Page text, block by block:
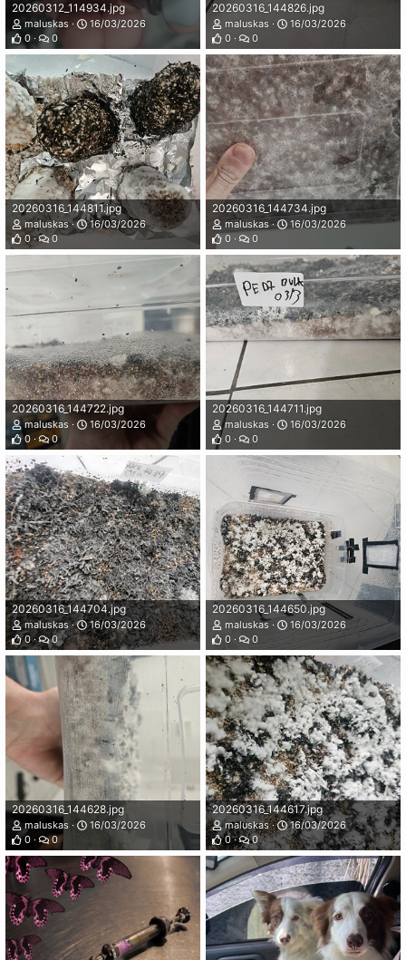
20260312_114934.jpg
maluskas
16/03/2026
0
0
20260316_144826.jpg
maluskas
16/03/2026
0
0
20260316_144811.jpg
maluskas
16/03/2026
0
0
20260316_144734.jpg
maluskas
16/03/2026
0
0
20260316_144722.jpg
maluskas
16/03/2026
0
0
20260316_144711.jpg
maluskas
16/03/2026
0
0
20260316_144704.jpg
maluskas
16/03/2026
0
0
20260316_144650.jpg
maluskas
16/03/2026
0
0
20260316_144628.jpg
maluskas
16/03/2026
0
0
20260316_144617.jpg
maluskas
16/03/2026
0
0